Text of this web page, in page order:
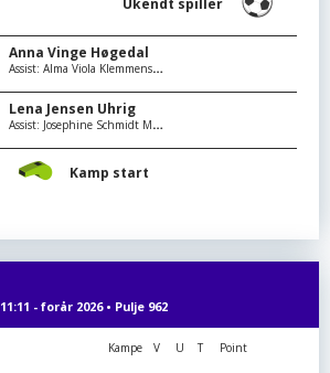
Ukendt spiller
Anna Vinge Høgedal
Assist: Alma Viola Klemmensen
Lena Jensen Uhrig
Assist: Josephine Schmidt Mortensen
Kamp start
- forår 2026 • Pulje 962
Kampe V U T Point